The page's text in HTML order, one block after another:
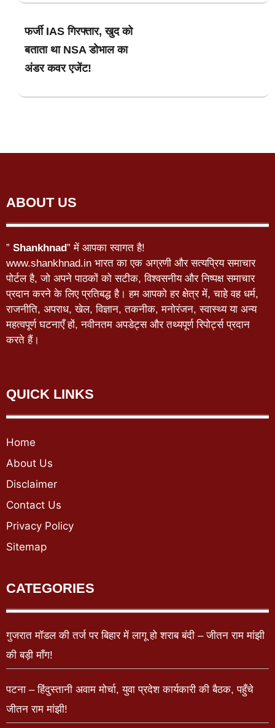
फर्जी IAS गिरफ्तार, खुद को
बताता था NSA डोभाल का
अंडर कवर एजेंट!
ABOUT US
” Shankhnad” में आपका स्वागत है!
www.shankhnad.in भारत का एक अग्रणी और सत्यप्रिय समाचार
पोर्टल है, जो अपने पाठकों को सटीक, विश्वसनीय और निष्पक्ष समाचार
प्रदान करने के लिए प्रतिबद्ध है। हम आपको हर क्षेत्र में, चाहे वह धर्म,
राजनीति, अपराध, खेल, विज्ञान, तकनीक, मनोरंजन, स्वास्थ्य या अन्य
महत्वपूर्ण घटनाएँ हों, नवीनतम अपडेट्स और तथ्यपूर्ण रिपोर्ट्स प्रदान
करते हैं।
QUICK LINKS
Home
About Us
Disclaimer
Contact Us
Privacy Policy
Sitemap
CATEGORIES
गुजरात मॉडल की तर्ज पर बिहार में लागू हो शराब बंदी – जीतन राम मांझी
की बड़ी माँग!
पटना – हिंदुस्तानी अवाम मोर्चा, युवा प्रदेश कार्यकारी की बैठक, पहुँचे
जीतन राम मांझी!